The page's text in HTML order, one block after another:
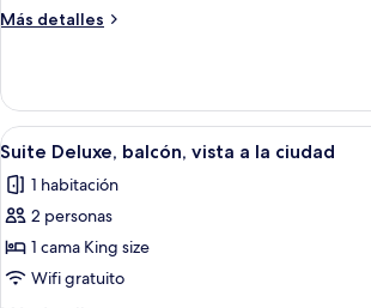
la
Más detalles
Más
Deluxe,
vista
a
ciudad
Abrir
todas
las
fotos
de
Suite
Habitación
1
Suite Deluxe, balcón, vista a la ciudad
1 habitación
2 personas
1 cama King size
Wifi gratuito